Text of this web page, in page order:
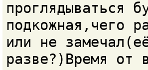
проглядываться
подкожная,чего
или не
разве?)Время от